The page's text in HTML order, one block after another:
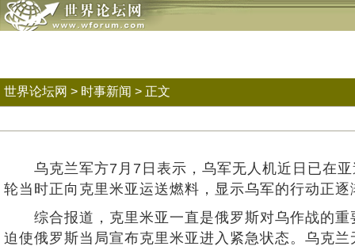
世界论坛网 > 时事新闻 > 正文
乌克兰军方7月7日表示，乌军无人机近日已在亚
轮当时正向克里米亚运送燃料，显示乌军的行动正
综合报道，克里米亚一直是俄罗斯对乌作战的重
迫使俄罗斯当局宣布克里米亚进入紧急状态。乌克